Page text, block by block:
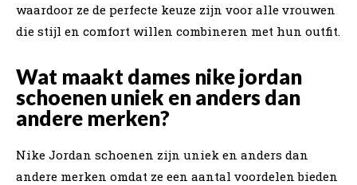
waardoor ze de perfecte keuze zijn voor alle vrouwen
die stijl en comfort willen combineren met hun outfit.
Wat maakt dames nike jordan
schoenen uniek en anders dan
andere merken?
Nike Jordan schoenen zijn uniek en anders dan
andere merken omdat ze een aantal voordelen bieden